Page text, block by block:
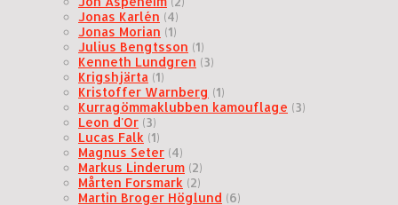
Jonas Karlén (4)
Jonas Morian (1)
Julius Bengtsson (1)
Kenneth Lundgren (3)
Krigshjärta (1)
Kristoffer Warnberg (1)
Kurragömmaklubben kamouflage (3)
Leon d'Or (3)
Lucas Falk (1)
Magnus Seter (4)
Markus Linderum (2)
Mårten Forsmark (2)
Martin Broger Höglund (6)